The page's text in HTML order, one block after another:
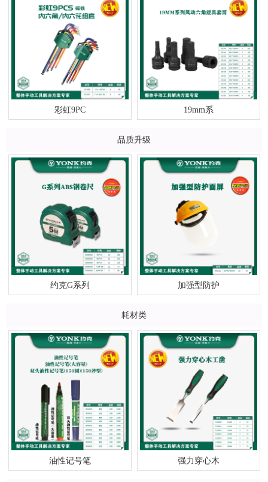
彩虹9PC 19mm系
品质升级
约克G系列 加强型防护
耗材类
油性记号笔 强力穿心木